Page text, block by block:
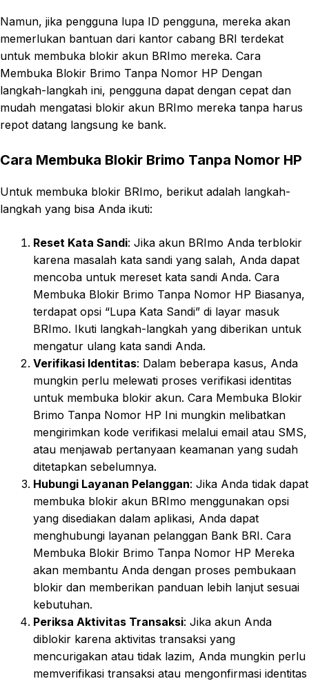
Namun, jika pengguna lupa ID pengguna, mereka akan
memerlukan bantuan dari kantor cabang BRI terdekat
untuk membuka blokir akun BRImo mereka. Cara
Membuka Blokir Brimo Tanpa Nomor HP Dengan
langkah-langkah ini, pengguna dapat dengan cepat dan
mudah mengatasi blokir akun BRImo mereka tanpa harus
repot datang langsung ke bank.
Cara Membuka Blokir Brimo Tanpa Nomor HP
Untuk membuka blokir BRImo, berikut adalah langkah-
langkah yang bisa Anda ikuti:
Reset Kata Sandi: Jika akun BRImo Anda terblokir
karena masalah kata sandi yang salah, Anda dapat
mencoba untuk mereset kata sandi Anda. Cara
Membuka Blokir Brimo Tanpa Nomor HP Biasanya,
terdapat opsi “Lupa Kata Sandi” di layar masuk
BRImo. Ikuti langkah-langkah yang diberikan untuk
mengatur ulang kata sandi Anda.
Verifikasi Identitas: Dalam beberapa kasus, Anda
mungkin perlu melewati proses verifikasi identitas
untuk membuka blokir akun. Cara Membuka Blokir
Brimo Tanpa Nomor HP Ini mungkin melibatkan
mengirimkan kode verifikasi melalui email atau SMS,
atau menjawab pertanyaan keamanan yang sudah
ditetapkan sebelumnya.
Hubungi Layanan Pelanggan: Jika Anda tidak dapat
membuka blokir akun BRImo menggunakan opsi
yang disediakan dalam aplikasi, Anda dapat
menghubungi layanan pelanggan Bank BRI. Cara
Membuka Blokir Brimo Tanpa Nomor HP Mereka
akan membantu Anda dengan proses pembukaan
blokir dan memberikan panduan lebih lanjut sesuai
kebutuhan.
Periksa Aktivitas Transaksi: Jika akun Anda
diblokir karena aktivitas transaksi yang
mencurigakan atau tidak lazim, Anda mungkin perlu
memverifikasi transaksi atau mengonfirmasi identitas